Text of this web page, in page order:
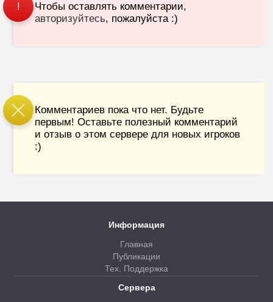
!
Чтобы оставлять комментарии,
авторизуйтесь, пожалуйста :)
Комментариев пока что нет. Будьте
первым! Оставьте полезный комментарий
и отзыв о этом сервере для новых игроков
:)
Информация
Главная
Публикации
Тех. Поддержка
Сервера